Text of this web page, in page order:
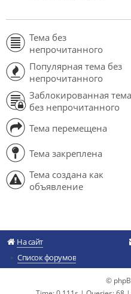
Тема без
непрочитанного
Популярная тема без
непрочитанного
Заблокированная тема
без непрочитанного
Тема перемещена
Тема закреплена
Тема создана как
объявление
На сайт
Список форумов
©